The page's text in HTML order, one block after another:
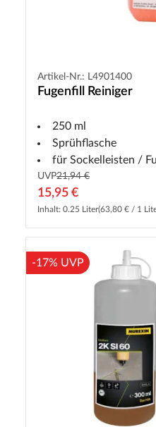
Artikel-Nr.: L4901400
Fugenfill Reiniger
250 ml
Sprühflasche
für Sockelleisten / Fugenfill.
UVP21,94 €
15,95 €
Inhalt: 0.25 Liter(63,80 € / 1
-17% UVP